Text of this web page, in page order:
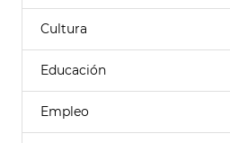
Cultura
Educación
Empleo